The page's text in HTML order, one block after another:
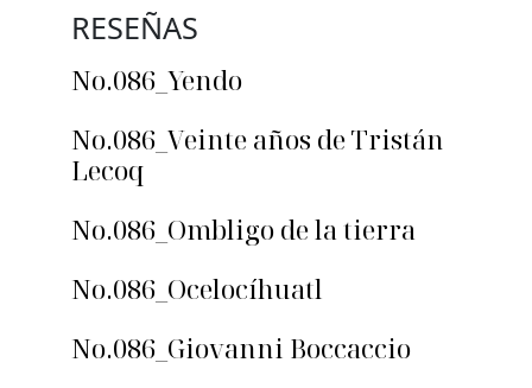
RESEÑAS
No.086_Yendo
No.086_Veinte años de Tristán
Lecoq
No.086_Ombligo de la tierra
No.086_Ocelocíhuatl
No.086_Giovanni Boccaccio